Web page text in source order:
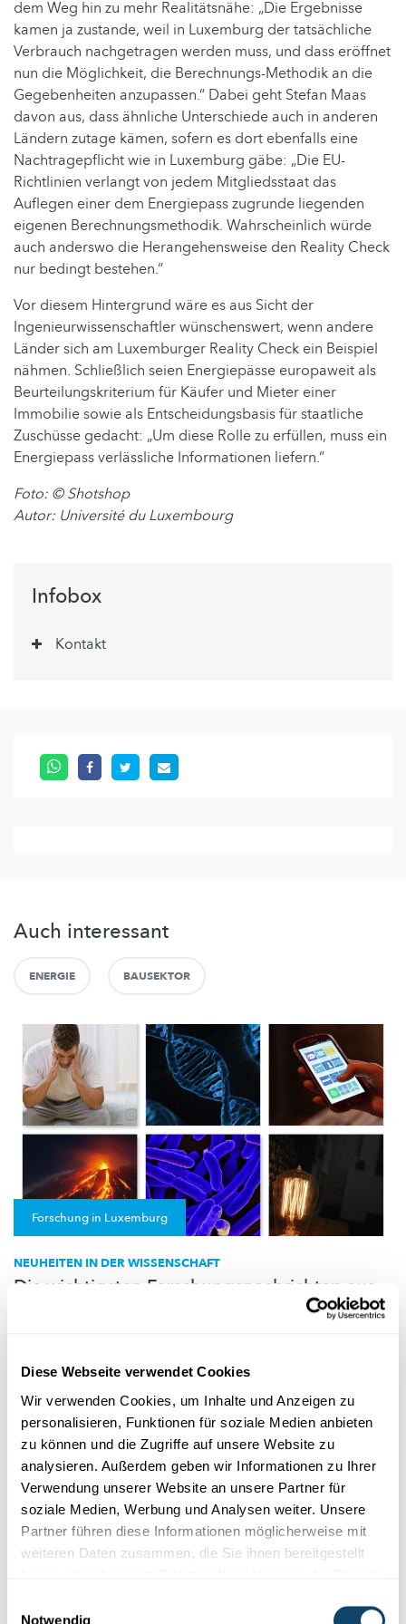
Diese Webseite verwendet Cookies
Wir verwenden Cookies, um Inhalte und Anzeigen zu
personalisieren, Funktionen für soziale Medien anbieten
zu können und die Zugriffe auf unsere Website zu
analysieren. Außerdem geben wir Informationen zu Ihrer
Verwendung unserer Website an unsere Partner für
soziale Medien, Werbung und Analysen weiter. Unsere
Partner führen diese Informationen möglicherweise mit
weiteren Daten zusammen, die Sie ihnen bereitgestellt
Notwendig
dem Weg hin zu mehr Realitätsnähe: „Die Ergebnisse
kamen ja zustande, weil in Luxemburg der tatsächliche
Verbrauch nachgetragen werden muss, und dass eröffnet
nun die Möglichkeit, die Berechnungs-Methodik an die
Gegebenheiten anzupassen.“ Dabei geht Stefan Maas
davon aus, dass ähnliche Unterschiede auch in anderen
Ländern zutage kämen, sofern es dort ebenfalls eine
Nachtragepflicht wie in Luxemburg gäbe: „Die EU-
Richtlinien verlangt von jedem Mitgliedsstaat das
Auflegen einer dem Energiepass zugrunde liegenden
eigenen Berechnungsmethodik. Wahrscheinlich würde
auch anderswo die Herangehensweise den Reality Check
nur bedingt bestehen.“
Vor diesem Hintergrund wäre es aus Sicht der
Ingenieurwissenschaftler wünschenswert, wenn andere
Länder sich am Luxemburger Reality Check ein Beispiel
nähmen. Schließlich seien Energiepässe europaweit als
Beurteilungskriterium für Käufer und Mieter einer
Immobilie sowie als Entscheidungsbasis für staatliche
Zuschüsse gedacht: „Um diese Rolle zu erfüllen, muss ein
Energiepass verlässliche Informationen liefern.“
Foto: © Shotshop
Autor: Université du Luxembourg
Infobox
Kontakt
Auch interessant
ENERGIE BAUSEKTOR
Forschung in Luxemburg
NEUHEITEN IN DER WISSENSCHAFT
Die wichtigsten Forschungsnachrichten aus
C2DH